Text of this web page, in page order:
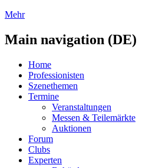
Mehr
Main navigation (DE)
Home
Professionisten
Szenethemen
Termine
Veranstaltungen
Messen & Teilemärkte
Auktionen
Forum
Clubs
Experten